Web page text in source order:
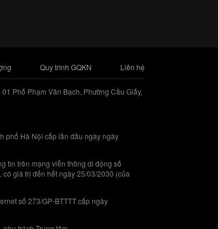
Quy trình GQKN Liên hệ
Phố Phạm Văn Bạch, Phường Cầu Giấy,
phố Hà Nội cấp lần đầu ngày ngày
tin trên mạng viễn thông di động số
giá trị đến hết ngày 25/03/2030 (của
số 273/GP-BTTTT cấp ngày